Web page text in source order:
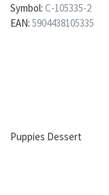
Symbol: C-105335-2
EAN: 5904438105335
Puppies Dessert